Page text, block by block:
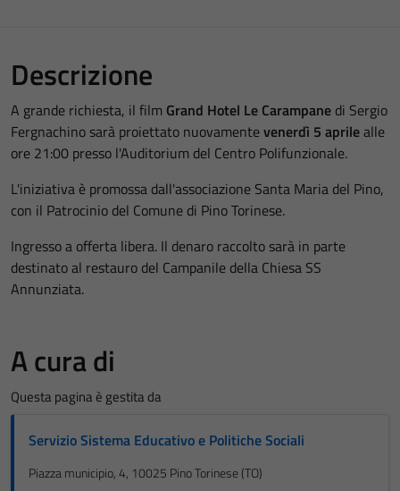
Descrizione
A grande richiesta, il film Grand Hotel Le Carampane di Sergio
Fergnachino sarà proiettato nuovamentevenerdì 5 aprilealle
ore 21:00 presso l'Auditorium del Centro Polifunzionale.
L'iniziativa è promossa dall'associazione Santa Maria del Pino,
con il Patrocinio del Comune di Pino Torinese.
Ingresso a offerta libera. Il denaro raccolto sarà in parte
destinato al restauro del Campanile della Chiesa SS
Annunziata.
A cura di
Questa pagina è gestita da
Servizio Sistema Educativo e Politiche Sociali
Piazza municipio, 4, 10025 Pino Torinese (TO)